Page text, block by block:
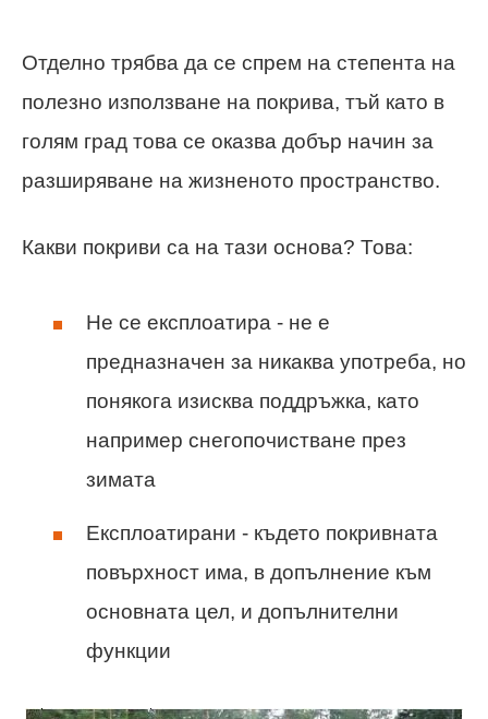
Отделно трябва да се спрем на степента на
полезно използване на покрива, тъй като в
голям град това се оказва добър начин за
разширяване на жизненото пространство.
Какви покриви са на тази основа? Това:
Не се експлоатира - не е
предназначен за никаква употреба, но
понякога изисква поддръжка, като
например снегопочистване през
зимата
Експлоатирани - където покривната
повърхност има, в допълнение към
основната цел, и допълнителни
функции